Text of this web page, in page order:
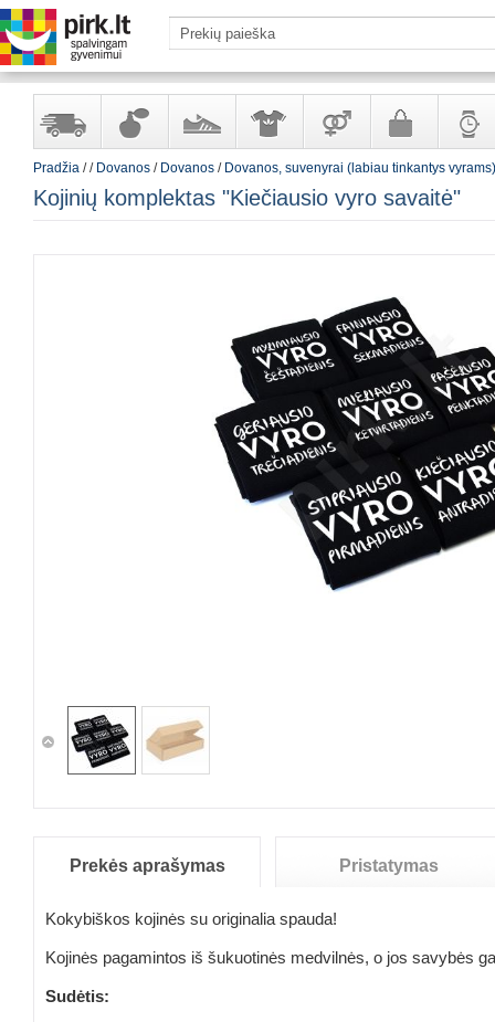
sandėlyjeir
kosmetika
ir
aksesuarai
suaugusiems
ir
Pradžia // Dovanos / Dovanos / Dovanos, suvenyrai (labiau tinkantys vyrams)
Kojinių komplektas "Kiečiausio vyro savaitė"
Prekės aprašymas Pristatymas
Kokybiškos kojinės su originalia spauda!
Kojinės pagamintos iš šukuotinės medvilnės, o jos savybės
Sudėtis: